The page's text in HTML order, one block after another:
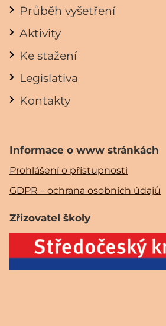
Průběh vyšetření
Aktivity
Ke stažení
Legislativa
Kontakty
Informace o www stránkách
Prohlášení o přístupnosti
GDPR – ochrana osobních údajů
Zřizovatel školy